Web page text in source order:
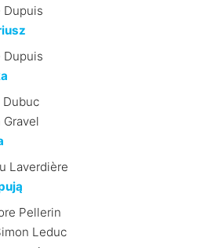
Dupuis
Dupuis
Dubuc
Gravel
Laverdière
Pellerin
Leduc